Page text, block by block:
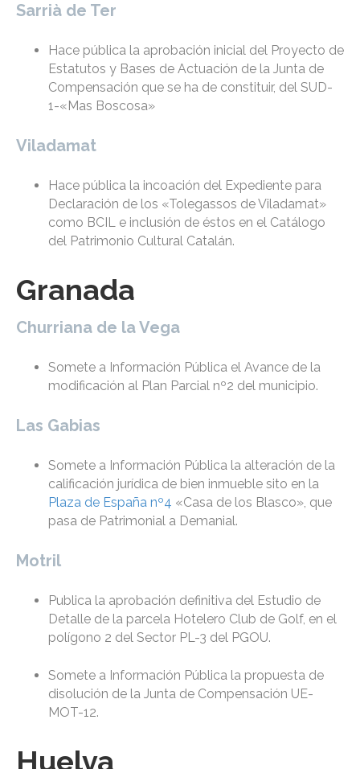
Sarrià de Ter
Hace pública la aprobación inicial del Proyecto de
Estatutos y Bases de Actuación de la Junta de
Compensación que se ha de constituir, del SUD-
1-«Mas Boscosa»
Viladamat
Hace pública la incoación del Expediente para
Declaración de los «Tolegassos de Viladamat»
como BCIL e inclusión de éstos en el Catálogo
del Patrimonio Cultural Catalán.
Granada
Churriana de la Vega
Somete a Información Pública el Avance de la
modificación al Plan Parcial nº2 del municipio.
Las Gabias
Somete a Información Pública la alteración de la
calificación jurídica de bien inmueble sito en la
Plaza de España nº4 «Casa de los Blasco», que
pasa de Patrimonial a Demanial.
Motril
Publica la aprobación definitiva del Estudio de
Detalle de la parcela Hotelero Club de Golf, en el
polígono 2 del Sector PL-3 del PGOU.
Somete a Información Pública la propuesta de
disolución de la Junta de Compensación UE-
MOT-12.
Huelva